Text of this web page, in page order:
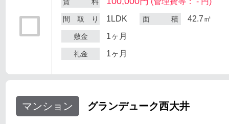
間 取 り 1LDK 面 積 42.7㎡
敷金 1ヶ月
礼金 1ヶ月
マンション グランデューク西大井